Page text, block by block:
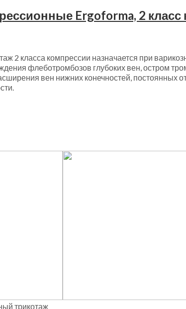
Ergoforma, 2 класс
2 класса компрессии назначается при
флеботромбозов глубоких вен, остром
вен нижних конечностей, постоянных
трикотаж